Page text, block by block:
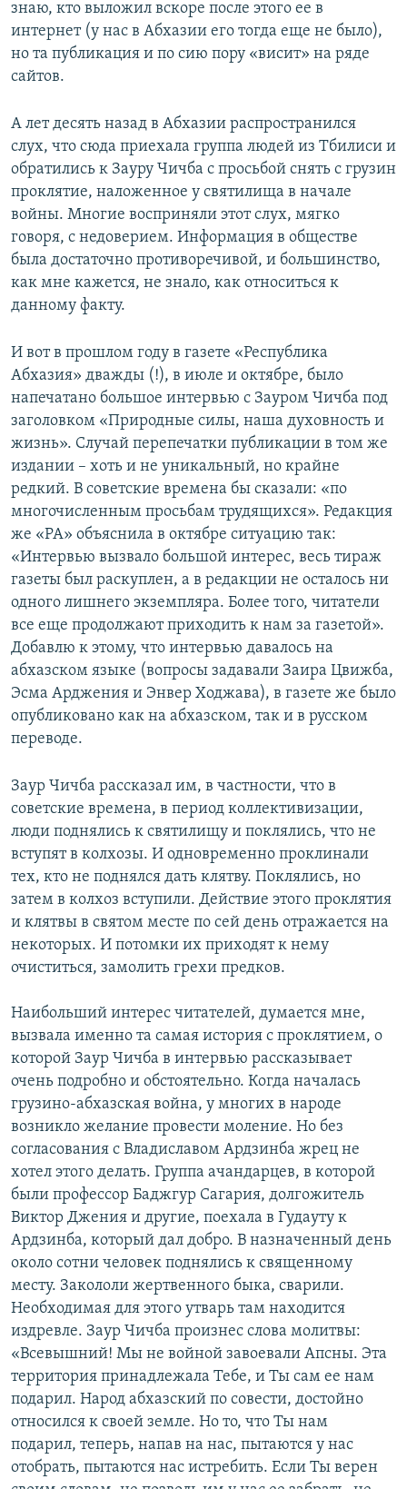
знаю, кто выложил вскоре после этого ее в
интернет (у нас в Абхазии его тогда еще не было),
но та публикация и по сию пору «висит» на ряде
сайтов.
А лет десять назад в Абхазии распространился
слух, что сюда приехала группа людей из Тбилиси и
обратились к Зауру Чичба с просьбой снять с грузин
проклятие, наложенное у святилища в начале
войны. Многие восприняли этот слух, мягко
говоря, с недоверием. Информация в обществе
была достаточно противоречивой, и большинство,
как мне кажется, не знало, как относиться к
данному факту.
И вот в прошлом году в газете «Республика
Абхазия» дважды (!), в июле и октябре, было
напечатано большое интервью с Зауром Чичба под
заголовком «Природные силы, наша духовность и
жизнь». Случай перепечатки публикации в том же
издании – хоть и не уникальный, но крайне
редкий. В советские времена бы сказали: «по
многочисленным просьбам трудящихся». Редакция
же «РА» объяснила в октябре ситуацию так:
«Интервью вызвало большой интерес, весь тираж
газеты был раскуплен, а в редакции не осталось ни
одного лишнего экземпляра. Более того, читатели
все еще продолжают приходить к нам за газетой».
Добавлю к этому, что интервью давалось на
абхазском языке (вопросы задавали Заира Цвижба,
Эсма Арджения и Энвер Ходжава), в газете же было
опубликовано как на абхазском, так и в русском
переводе.
Заур Чичба рассказал им, в частности, что в
советские времена, в период коллективизации,
люди поднялись к святилищу и поклялись, что не
вступят в колхозы. И одновременно проклинали
тех, кто не поднялся дать клятву. Поклялись, но
затем в колхоз вступили. Действие этого проклятия
и клятвы в святом месте по сей день отражается на
некоторых. И потомки их приходят к нему
очиститься, замолить грехи предков.
Наибольший интерес читателей, думается мне,
вызвала именно та самая история с проклятием, о
которой Заур Чичба в интервью рассказывает
очень подробно и обстоятельно. Когда началась
грузино-абхазская война, у многих в народе
возникло желание провести моление. Но без
согласования с Владиславом Ардзинба жрец не
хотел этого делать. Группа ачандарцев, в которой
были профессор Баджгур Сагария, долгожитель
Виктор Джения и другие, поехала в Гудауту к
Ардзинба, который дал добро. В назначенный день
около сотни человек поднялись к священному
месту. Закололи жертвенного быка, сварили.
Необходимая для этого утварь там находится
издревле. Заур Чичба произнес слова молитвы:
«Всевышний! Мы не войной завоевали Апсны. Эта
территория принадлежала Тебе, и Ты сам ее нам
подарил. Народ абхазский по совести, достойно
относился к своей земле. Но то, что Ты нам
подарил, теперь, напав на нас, пытаются у нас
отобрать, пытаются нас истребить. Если Ты верен